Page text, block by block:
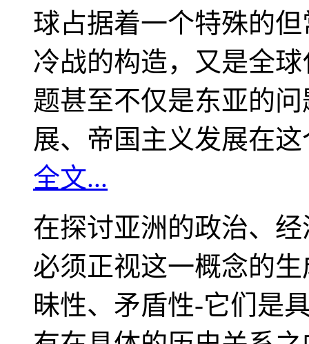
球占据着一个特殊的
冷战的构造，又是全
题甚至不仅是东亚的
展、帝国主义发展在
全文...
在探讨亚洲的政治、
必须正视这一概念的
昧性、矛盾性-它们是